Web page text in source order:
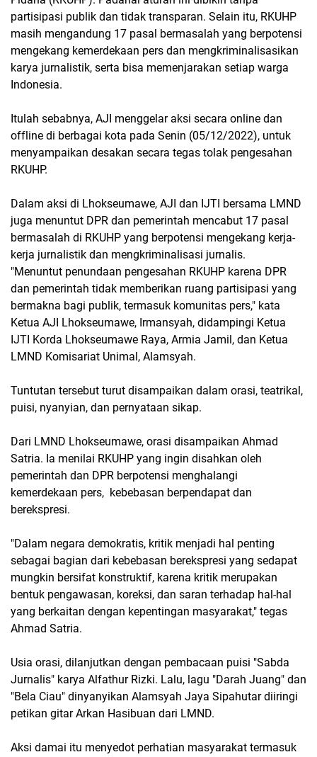
partisipasi publik dan tidak transparan. Selain itu, RKUHP
masih mengandung 17 pasal bermasalah yang berpotensi
mengekang kemerdekaan pers dan mengkriminalisasikan
karya jurnalistik, serta bisa memenjarakan setiap warga
Indonesia.
Itulah sebabnya, AJI menggelar aksi secara online dan
offline di berbagai kota pada Senin (05/12/2022), untuk
menyampaikan desakan secara tegas tolak pengesahan
RKUHP.
Dalam aksi di Lhokseumawe, AJI dan IJTI bersama LMND
juga menuntut DPR dan pemerintah mencabut 17 pasal
bermasalah di RKUHP yang berpotensi mengekang kerja-
kerja jurnalistik dan mengkriminalisasi jurnalis.
"Menuntut penundaan pengesahan RKUHP karena DPR
dan pemerintah tidak memberikan ruang partisipasi yang
bermakna bagi publik, termasuk komunitas pers," kata
Ketua AJI Lhokseumawe, Irmansyah, didampingi Ketua
IJTI Korda Lhokseumawe Raya, Armia Jamil, dan Ketua
LMND Komisariat Unimal, Alamsyah.
Tuntutan tersebut turut disampaikan dalam orasi, teatrikal,
puisi, nyanyian, dan pernyataan sikap.
Dari LMND Lhokseumawe, orasi disampaikan Ahmad
Satria. Ia menilai RKUHP yang ingin disahkan oleh
pemerintah dan DPR berpotensi menghalangi
kemerdekaan pers, kebebasan berpendapat dan
berekspresi.
"Dalam negara demokratis, kritik menjadi hal penting
sebagai bagian dari kebebasan berekspresi yang sedapat
mungkin bersifat konstruktif, karena kritik merupakan
bentuk pengawasan, koreksi, dan saran terhadap hal-hal
yang berkaitan dengan kepentingan masyarakat," tegas
Ahmad Satria.
Usia orasi, dilanjutkan dengan pembacaan puisi "Sabda
Jurnalis" karya Alfathur Rizki. Lalu, lagu "Darah Juang" dan
"Bela Ciau" dinyanyikan Alamsyah Jaya Sipahutar diiringi
petikan gitar Arkan Hasibuan dari LMND.
Aksi damai itu menyedot perhatian masyarakat termasuk